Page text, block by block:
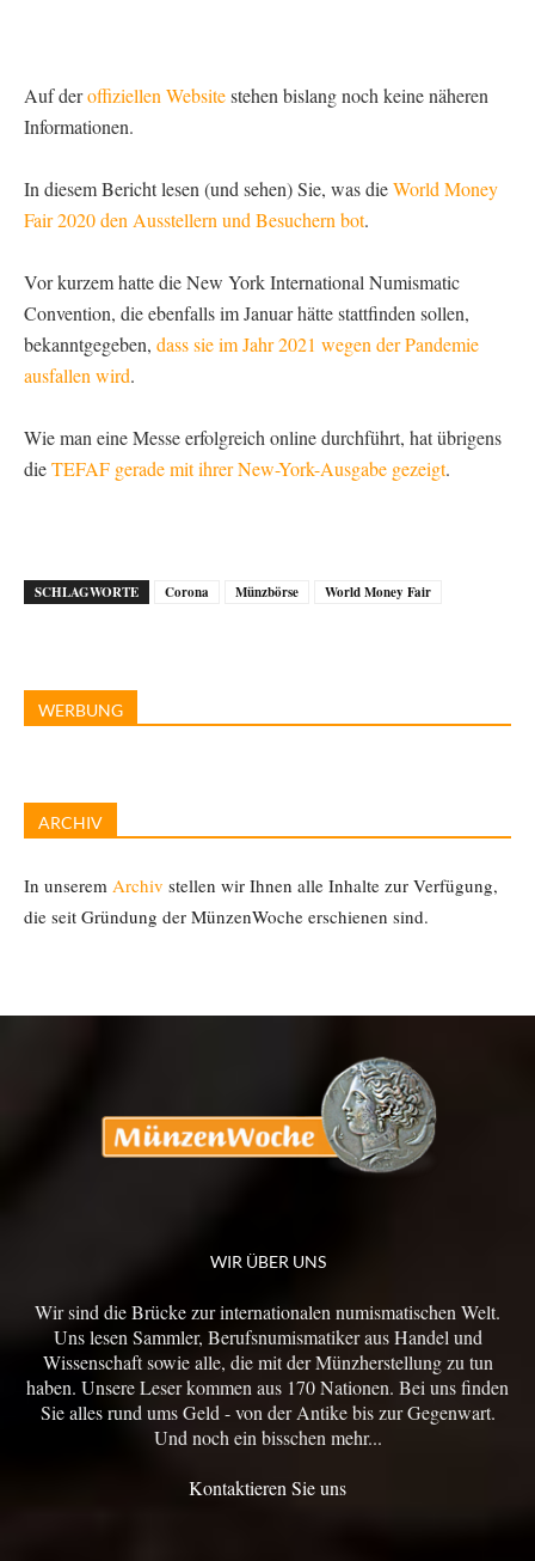
Auf deroffiziellen Websitestehen bislang noch keine näheren
Informationen.
In diesem Bericht lesen (und sehen) Sie, was dieWorld Money
Fair 2020 den Ausstellern und Besuchern bot.
Vor kurzem hatte die New York International Numismatic
Convention, die ebenfalls im Januar hätte stattfinden sollen,
bekanntgegeben, dass sie im Jahr 2021 wegen der Pandemie
ausfallen wird.
Wie man eine Messe erfolgreich online durchführt, hat übrigens
dieTEFAF gerade mit ihrer New-York-Ausgabe gezeigt.
SCHLAGWORTE Corona Münzbörse World Money Fair
WERBUNG
ARCHIV
In unserem Archiv stellen wir Ihnen alle Inhalte zur Verfügung,
die seit Gründung der MünzenWoche erschienen sind.
WIR ÜBER UNS
Wir sind die Brücke zur internationalen numismatischen Welt.
Uns lesen Sammler, Berufsnumismatiker aus Handel und
Wissenschaft sowie alle, die mit der Münzherstellung zu tun
haben. Unsere Leser kommen aus 170 Nationen. Bei uns finden
Sie alles rund ums Geld - von der Antike bis zur Gegenwart.
Und noch ein bisschen mehr...
Kontaktieren Sie uns